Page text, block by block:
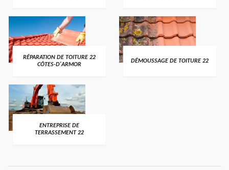
RÉPARATION DE TOITURE 22
CÔTES-D'ARMOR
DÉMOUSSAGE DE TOITURE 22
ENTREPRISE DE
TERRASSEMENT 22